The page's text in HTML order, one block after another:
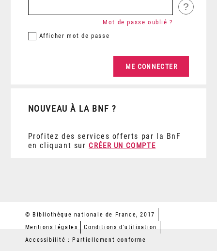
?
Afficher mot de passe
Mot de passe oublié ?
NOUVEAU À LA BNF ?
Profitez des services offerts par la BnF
en cliquant sur CRÉER UN COMPTE
© Bibliothèque nationale de France, 2017
Mentions légales
Conditions d'utilisation
Accessibilité : Partiellement conforme